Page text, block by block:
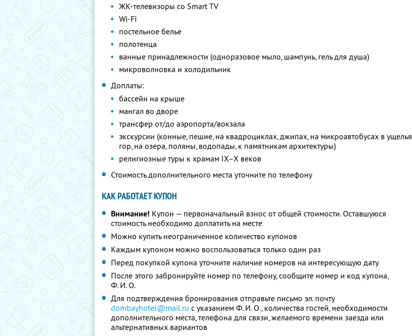
ЖК-телевизоры со Smart TV
Wi-Fi
постельное белье
полотенца
ванные принадлежности (одноразовое мыло, шампунь, гель для душа)
микроволновка и холодильник
Доплаты:
бассейн на крыше
мангал во дворе
трансфер от/до аэропорта/вокзала
экскурсии (конные, пешие, на квадроциклах, джипах, на микроавтобусах в ущелья
гор, на озера, поляны, водопады, к памятникам архитектуры)
религиозные туры к храмам IX–X веков
Стоимость дополнительного места уточните по телефону
КАК РАБОТАЕТ КУПОН
Внимание! Купон — первоначальный взнос от общей стоимости. Оставшуюся
стоимость необходимо доплатить на месте
Можно купить неограниченное количество купонов
Каждым купоном можно воспользоваться только один раз
Перед покупкой купона уточните наличие номеров на интересующую дату
После этого забронируйте номер по телефону, сообщите номер и код купона,
Ф. И. О.
Для подтверждения бронирования отправьте письмо эл. почту
dombayhotel@mail.ru с указанием Ф. И. О., количества гостей, необходимости
дополнительного места, телефона для связи, желаемого времени заезда или
альтернативных вариантов